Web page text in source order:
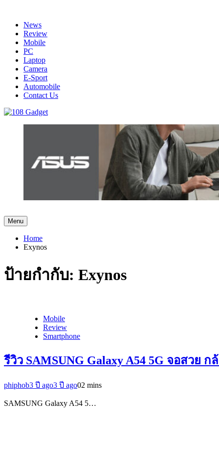
contentNews
Review
Mobile
PC
Laptop
Camera
E-Sport
Automobile
Contact Us
รวบรวมเรื่องราว Gadget IT ,Laptop, Smartphone , ยานยนต์
Menu
Home
Exynos
ป้ายกำกับ: Exynos
Mobile
Review
Smartphone
รีวิว SAMSUNG Galaxy A54 5G จอสวย
phiphob3 ปี ago3 ปี ago02 mins
SAMSUNG Galaxy A54 5…